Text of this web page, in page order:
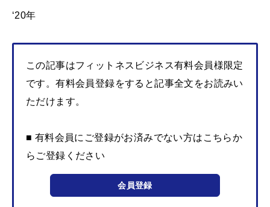
‘20年
この記事はフィットネスビジネス有料会員様限定
です。有料会員登録をすると記事全文をお読みい
ただけます。
■ 有料会員にご登録がお済みでない方はこちらか
らご登録ください
会員登録